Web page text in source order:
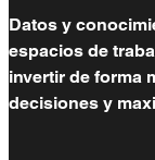
Datos y
espacios de
invertir de forma
decisiones y